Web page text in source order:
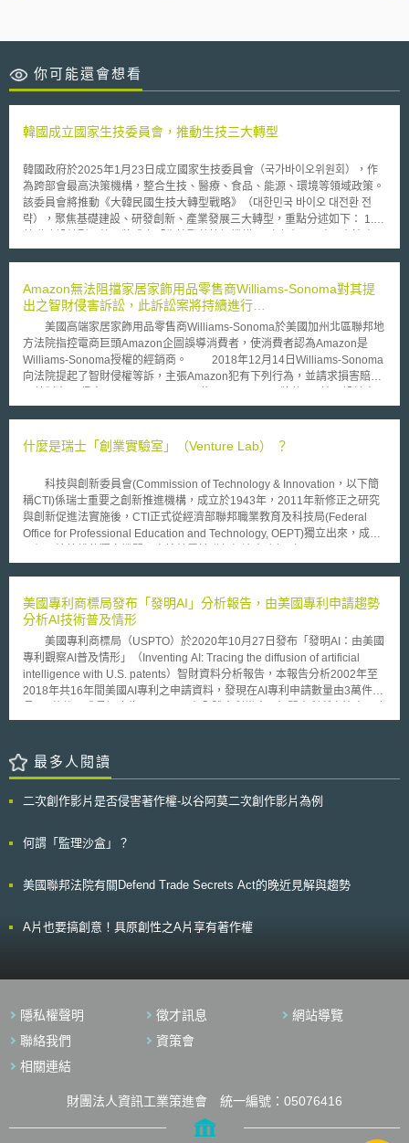
你可能還會想看
韓國成立國家生技委員會，推動生技三大轉型
韓國政府於2025年1月23日成立國家生技委員會（국가바이오위원회），作
為跨部會最高決策機構，整合生技、醫療、食品、能源、環境等領域政策。
該委員會將推動《大韓民國生技大轉型戰略》（대한민국 바이오 대전환 전
략），聚焦基礎建設、研發創新、產業發展三大轉型，重點分述如下： 1.
체），整合20多個生技聚落，讓各聚落共享設備、專家及創業支援，並與全
生技專業人才，並推動生技監管創新。 2. 研發創新轉型：韓國期望透過AI
技術應用，將新藥開發的時間與成本減半。此外，政府將提供資料共享的獎
勵措施，簡化IRB及DRB審查流程，推動資料導向的生技研發。韓國計畫至
2035年在國家生技資料平台上累積1000萬筆生技資料，並建構高效能運算
基礎設施以提升分析能力。 3. 產業發展轉型：韓國將透過五個公共CDMO
支援生技產業技術產品化，並推動AI導向的「K-BioMADE計畫」，促進生
技製造的高速化、標準化與自動化。此外，政府將成立1兆韓元以上的
力擴大至2.5倍，確保在全球市場佔據領先地位。 韓國政府擬透過「國家生
我國未來生醫政策發展提供寶貴的參考價值，值得持續關注。
Amazon無法阻擋家居家飾用品零售商Williams-Sonoma對其提
出之智財侵害訴訟，此訴訟案將持續進行…
美國高端家居家飾用品零售商Williams-Sonoma於美國加州北區聯邦地
方法院指控電商巨頭Amazon企圖誤導消費者，使消費者認為Amazon是
Williams-Sonoma授權的經銷商。 2018年12月14日Williams-Sonoma
向法院提起了智財侵權等訴，主張Amazon犯有下列行為，並請求損害賠償
利，專利號為D815,452。 在Amazon網站上及行銷廣告中使用Williams-
中使用Williams-Sonoma的商標而有商標淡化之侵害行為。 不公平競爭行
設立一Williams-Sonoma銷售網頁，並在廣告及該網頁中使用未經授權的
Williams-Sonoma商標，且未標示清楚網頁中的商品並非直接由Williams-
Sonoma提供；甚至於Amazon的搜尋引擎廣告及電子郵件廣告中誤導消費
者，使消費者認為可以在Amazon網站上買到Williams-Sonoma授權的商
品。 Amazon於今（2019）年2月提出動議主張該案與商標相關之部分
Sonoma產品可以轉售給消費者，適用第一次銷售原則。但該地院法官表
錯誤的印象讓人誤以為在Amazon網站的這些銷售是經過授權，使一個合理
謹慎的消費者（reasonably prudent consumer）會產生誤認混淆。」，因
此裁定駁回被告Amazon提出的動議，本案將會進入法院審判。
Williams-Sonoma提出的訴訟案其實也是Amazon發展自有品牌衍生的抄襲
問題以及與其他大型品牌商緊張關係的展現。Amazon扮演著既是合作夥伴
也是競爭者的角色，使得一些大型品牌商陷入困境，若不在Amazon網站銷
售，產品很有可能會銷售不佳，但若在Amazon網站銷售，則Amazon會蒐
集銷售產品的資料並且製造類似但較便宜的自有品牌產品銷售。Amazon此
COURT DOCUMENTS 「本文同步刊登於TIPS網站
（https://www.tips.org.tw）」
什麼是瑞士「創業實驗室」（Venture Lab） ？
科技與創新委員會(Commission of Technology & Innovation，以下簡
稱CTI)係瑞士重要之創新推進機構，成立於1943年，2011年新修正之研究
與創新促進法實施後，CTI正式從經濟部聯邦職業教育及科技局(Federal
Office for Professional Education and Technology, OEPT)獨立出來，成為
Department of Economic Affairs, FDEA）。 CTI為擴大高科技創業並
的「創業實驗室」（Venture Lab）來執行。創業實驗室針對大學生及創業
家推出了一系列創業推廣及訓練課程，從單日的工作坊、五日之創業實務密
集課程到在大學開設的創業學期課程，每一個訓練課程都有專家評審，針對
創新構想及商業模式給予參與課程者具有建設性的建議。 資料來源：
Venture Lab網站 圖 Venturelab 創業課程
美國專利商標局發布「發明AI」分析報告，由美國專利申請趨勢
分析AI技術普及情形
美國專利商標局（USPTO）於2020年10月27日發布「發明AI：由美國
專利觀察AI普及情形」（Inventing AI: Tracing the diffusion of artificial
intelligence with U.S. patents）智財資料分析報告，本報告分析2002年至
2018年共16年間美國AI專利之申請資料，發現在AI專利申請數量由3萬件成
由原本的9%成長至接近16%，顯示在AI技術研發創新與普及率的顯著成
考？」問題以來，現今AI技術的發展已經達到連圖靈也會讚嘆的水準，AI技
術在發明領域的重要性益發提升，活躍於AI領域的發明人占全體專利權人的
相同的趨勢；除了美國銀行（Bank of America）、波音公司（Boeing）以
領域，其中佔據首位者為擁有46,752項專利的IBM，其次為擁有22,076項專
他州的農業上。 USPTO指出，經由專利資料分析顯示AI技術的發展不
用，AI對於產業的影響力將不亞於電力或半導體，隨著AI領域發明人的顯著
最多人閱讀
二次創作影片是否侵害著作權-以谷阿莫二次創作影片為例
何謂「監理沙盒」？
美國聯邦法院有關Defend Trade Secrets Act的晚近見解與趨勢
A片也要搞創意！具原創性之A片享有著作權
隱私權聲明 徵才訊息
網站導覽
聯絡我們
資策會
相關連結
財團法人資訊工業策進會 統一編號：05076416